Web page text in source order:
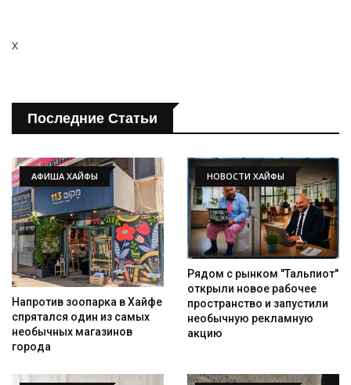
x
Последние Статьи
АФИША ХАЙФЫ
Напротив зоопарка в Хайфе
спрятался один из самых
необычных магазинов
города
НОВОСТИ ХАЙФЫ
Рядом с рынком "Тальпиот"
открыли новое рабочее
пространство и запустили
необычную рекламную
акцию